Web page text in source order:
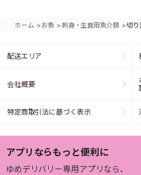
ホーム >お魚 >刺身・生食用魚介類 >切り
配送エリア
会社概要
特定商取引法に基づく表示
アプリならもっと便利に
ゆめデリバリー専用アプリなら、